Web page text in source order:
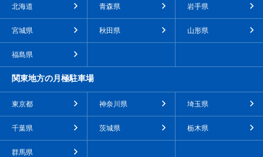
北海道 青森県 岩手県
宮城県 秋田県 山形県
福島県
関東地方の月極駐車場
東京都 神奈川県 埼玉県
千葉県 茨城県 栃木県
群馬県